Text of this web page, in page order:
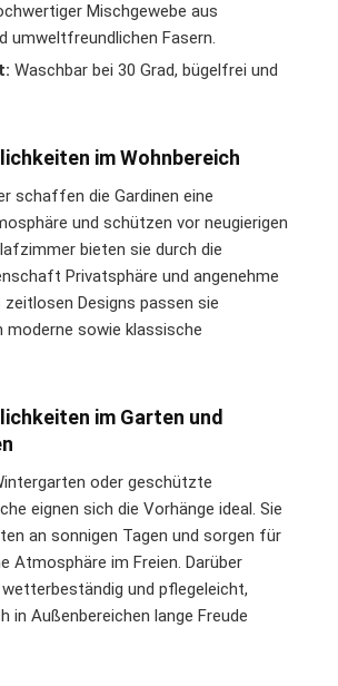
Mischgewebe aus
umweltfreundlichen Fasern.
Waschbar bei 30 Grad, bügelfrei und
im Wohnbereich
schaffen die Gardinen eine
und schützen vor neugierigen
bieten sie durch die
Privatsphäre und angenehme
zeitlosen Designs passen sie
moderne sowie klassische
im Garten und
oder geschützte
eignen sich die Vorhänge ideal. Sie
an sonnigen Tagen und sorgen für
Atmosphäre im Freien. Darüber
und pflegeleicht,
in Außenbereichen lange Freude